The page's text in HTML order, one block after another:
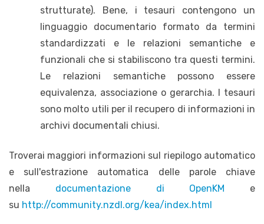
strutturate). Bene, i tesauri contengono un
linguaggio documentario formato da termini
standardizzati e le relazioni semantiche e
funzionali che si stabiliscono tra questi termini.
Le relazioni semantiche possono essere
equivalenza, associazione o gerarchia. I tesauri
sono molto utili per il recupero di informazioni in
archivi documentali chiusi.
Troverai maggiori informazioni sul riepilogo automatico
e sull'estrazione automatica delle parole chiave
nella documentazione di OpenKM e
su http://community.nzdl.org/kea/index.html